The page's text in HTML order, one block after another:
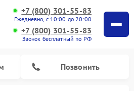
+7 (800) 301-55-83
Ежедневно, с 10:00 до 20:00
+7 (800) 301-55-83
Звонок бесплатный по РФ
Позвонить